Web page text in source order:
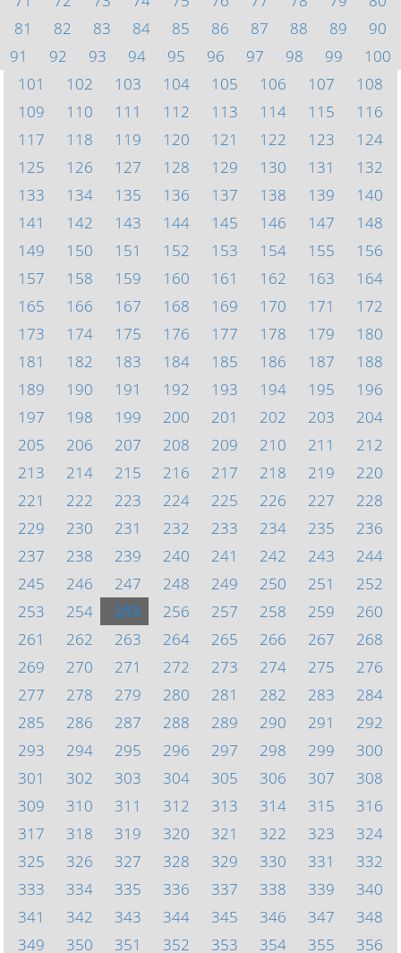
81
82 83 84 85 86 87 88 89
90
91
92 93 94 95 96 97 98 99
100
101
102 103 104 105 106 107
108
109
110 111 112 113 114 115
116
117
118 119 120 121 122 123
124
125
126 127 128 129 130 131
132
133
134 135 136 137 138 139
140
141
142 143 144 145 146 147
148
149
150 151 152 153 154 155
156
157
158 159 160 161 162 163
164
165
166 167 168 169 170 171
172
173
174 175 176 177 178 179
180
181
182 183 184 185 186 187
188
189
190 191 192 193 194 195
196
197
198 199 200 201 202 203
204
205
206 207 208 209 210 211
212
213
214 215 216 217 218 219
220
221
222 223 224 225 226 227
228
229
230 231 232 233 234 235
236
237
238 239 240 241 242 243
244
245
246 247 248 249 250 251
252
253
254 255 256 257 258 259
260
261
262 263 264 265 266 267
268
269
270 271 272 273 274 275
276
277
278 279 280 281 282 283
284
285
286 287 288 289 290 291
292
293
294 295 296 297 298 299
300
301
302 303 304 305 306 307
308
309
310 311 312 313 314 315
316
317
318 319 320 321 322 323
324
325
326 327 328 329 330 331
332
333
334 335 336 337 338 339
340
341
342 343 344 345 346 347
348
349
350 351 352 353 354 355 356